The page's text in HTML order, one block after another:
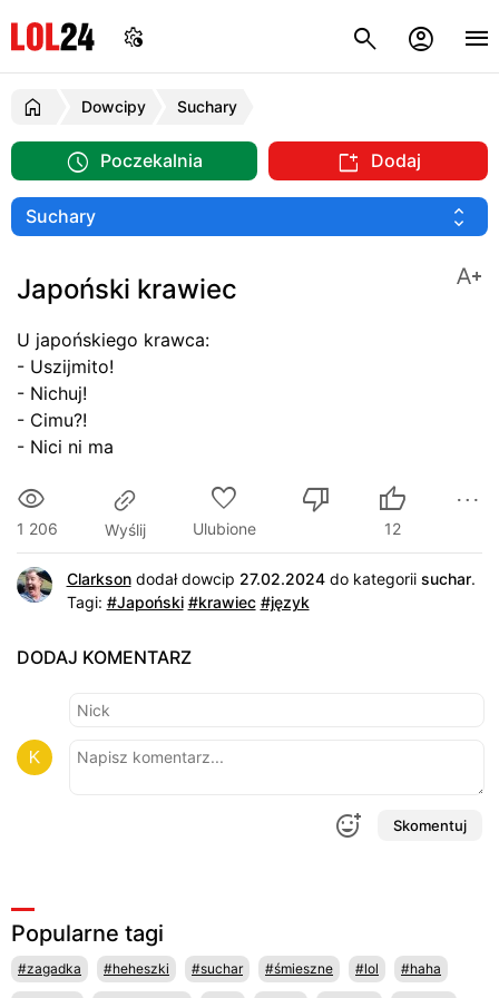
Dowcipy Suchary
Poczekalnia Dodaj
Japoński krawiec
U japońskiego krawca:
- Uszijmito!
- Nichuj!
- Cimu?!
- Nici ni ma
1 206 Wyślij Ulubione 12
Clarksondodał dowcip 27.02.2024do kategorii suchar.
Tagi: #Japoński #krawiec #język
DODAJ KOMENTARZ
Skomentuj
Popularne tagi
#zagadka #heheszki #suchar #śmieszne #lol #haha